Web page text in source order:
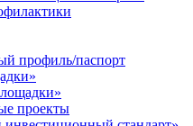
профиль/паспорт
проекты